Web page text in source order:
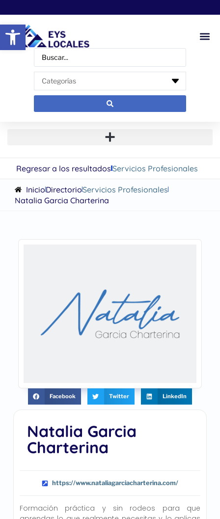
Abrir barra de herramientas
Regresar a los resultadosServicios Profesionales
InicioDirectorioServicios Profesionales
Natalia Garcia Charterina
Natalia Garcia
Charterina
https://www.nataliagarciacharterina.com/
Formación práctica y sin rodeos para que
Facebook Twitter LinkedIn